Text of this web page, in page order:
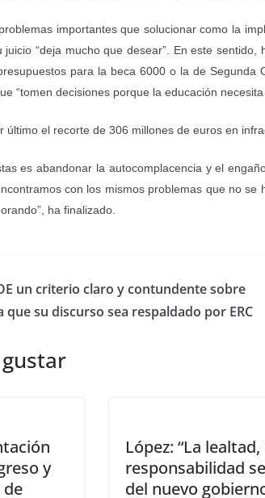
importantes que solucionar como la
“deja mucho que desear”. En este
para la beca 6000 o la de
“tomen decisiones porque la educación
último el recorte de 306 millones de euros en
es abandonar la autocomplacencia y el
con los mismos problemas que no
ha finalizado.
un criterio claro y contundente sobre
su discurso sea respaldado por ERC
y
López: “La
responsabilidad
del nuevo